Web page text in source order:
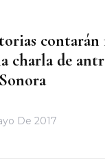
contarán
charla de
De 2017